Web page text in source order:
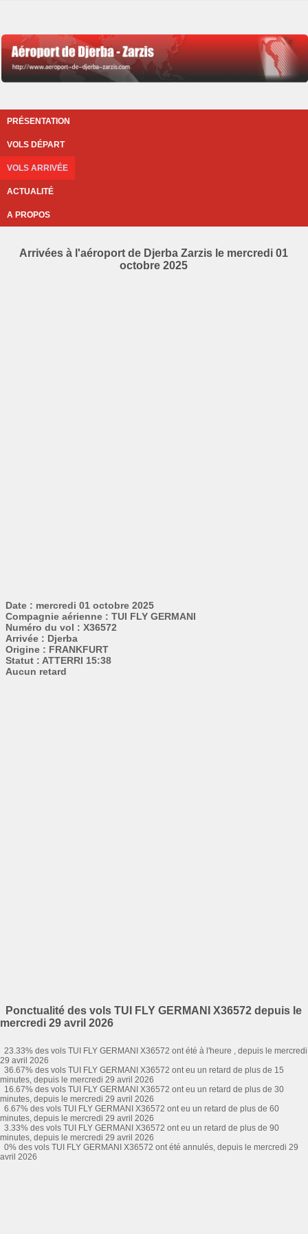
PRÉSENTATION
VOLS DÉPART
VOLS ARRIVÉE
ACTUALITÉ
A PROPOS
Arrivées à l'aéroport de Djerba Zarzis le mercredi 01
octobre 2025
Date : mercredi 01 octobre 2025
Compagnie aérienne : TUI FLY GERMANI
Numéro du vol : X36572
Arrivée : Djerba
Origine : FRANKFURT
Statut : ATTERRI 15:38
Aucun retard
Ponctualité des vols TUI FLY GERMANI X36572 depuis le
mercredi 29 avril 2026
23.33% des vols TUI FLY GERMANI X36572 ont été à l'heure , depuis le mercredi
29 avril 2026
36.67% des vols TUI FLY GERMANI X36572 ont eu un retard de plus de 15
minutes, depuis le mercredi 29 avril 2026
16.67% des vols TUI FLY GERMANI X36572 ont eu un retard de plus de 30
minutes, depuis le mercredi 29 avril 2026
6.67% des vols TUI FLY GERMANI X36572 ont eu un retard de plus de 60
minutes, depuis le mercredi 29 avril 2026
3.33% des vols TUI FLY GERMANI X36572 ont eu un retard de plus de 90
minutes, depuis le mercredi 29 avril 2026
0% des vols TUI FLY GERMANI X36572 ont été annulés, depuis le mercredi 29
avril 2026